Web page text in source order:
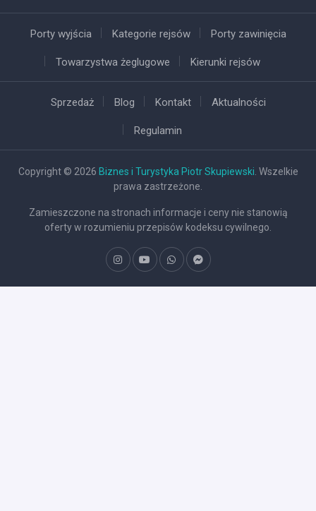
Porty wyjścia Kategorie rejsów Porty zawinięcia
Towarzystwa żeglugowe Kierunki rejsów
Sprzedaż Blog Kontakt Aktualności
Regulamin
Copyright © 2026 Biznes i Turystyka Piotr Skupiewski . Wszelkie
prawa zastrzeżone.
Zamieszczone na stronach informacje i ceny nie stanowią
oferty w rozumieniu przepisów kodeksu cywilnego.